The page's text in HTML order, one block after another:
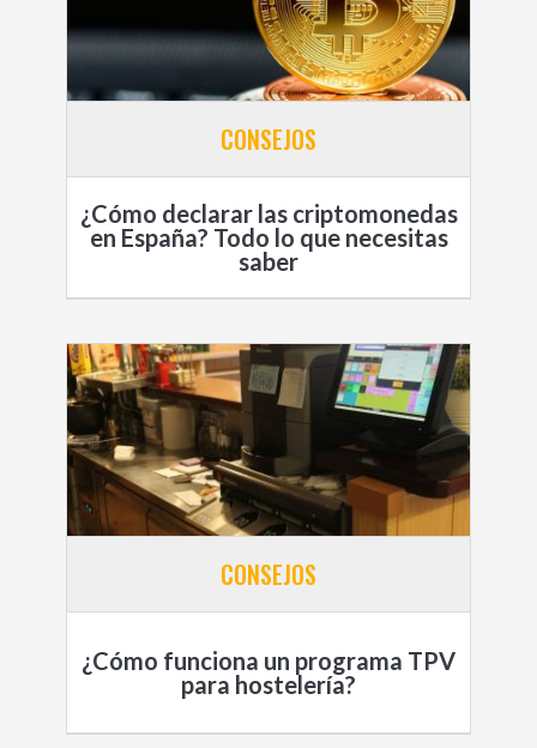
CONSEJOS
¿Cómo declarar las criptomonedas
en España? Todo lo que necesitas
saber
CONSEJOS
¿Cómo funciona un programa TPV
para hostelería?